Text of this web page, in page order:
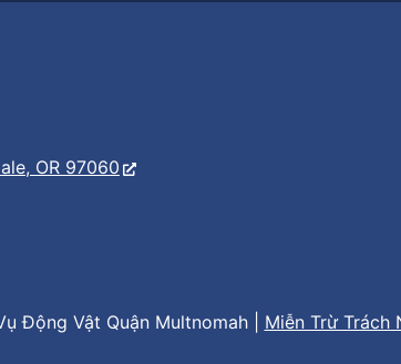
OR 97060
Động Vật Quận Multnomah | Miễn Trừ Trách